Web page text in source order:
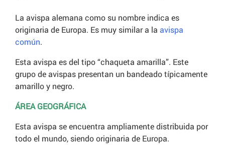
La avispa alemana como su nombre indica es
originaria de Europa. Es muy similar a la avispa
común.
Esta avispa es del tipo “chaqueta amarilla”. Este
grupo de avispas presentan un bandeado típicamente
amarillo y negro.
ÁREA GEOGRÁFICA
Esta avispa se encuentra ampliamente distribuida por
todo el mundo, siendo originaria de Europa.